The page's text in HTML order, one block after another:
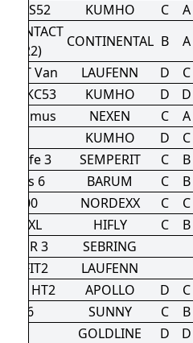
HS52
KUMHO C A
(2022)
CONTINENTAL B A
FIT Van
LAUFENN D C
KC53
KUMHO D D
Primus
NEXEN C A
KUMHO D C
Life 3
SEMPERIT C B
6
BARUM C B
NORDEXX C C
XL
HIFLY C B
3
SEBRING
S FIT2
LAUFENN
HT2
APOLLO D C
SUNNY C B
GOLDLINE D D